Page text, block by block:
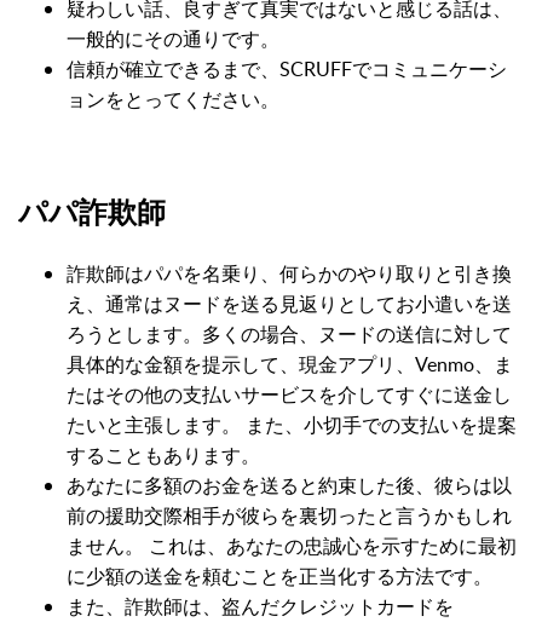
疑わしい話、良すぎて真実ではないと感じる話は、
一般的にその通りです。
信頼が確立できるまで、SCRUFFでコミュニケーシ
ョンをとってください。
パパ詐欺師
詐欺師はパパを名乗り、何らかのやり取りと引き換
え、通常はヌードを送る見返りとしてお小遣いを送
ろうとします。多くの場合、ヌードの送信に対して
具体的な金額を提示して、現金アプリ、Venmo、ま
たはその他の支払いサービスを介してすぐに送金し
たいと主張します。 また、小切手での支払いを提案
することもあります。
あなたに多額のお金を送ると約束した後、彼らは以
前の援助交際相手が彼らを裏切ったと言うかもしれ
ません。 これは、あなたの忠誠心を示すために最初
に少額の送金を頼むことを正当化する方法です。
また、詐欺師は、盗んだクレジットカードを